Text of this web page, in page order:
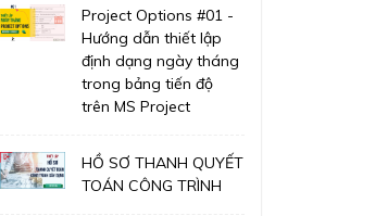
Project Options #01 -
Hướng dẫn thiết lập
định dạng ngày tháng
trong bảng tiến độ
trên MS Project
HỒ SƠ THANH QUYẾT
TOÁN CÔNG TRÌNH